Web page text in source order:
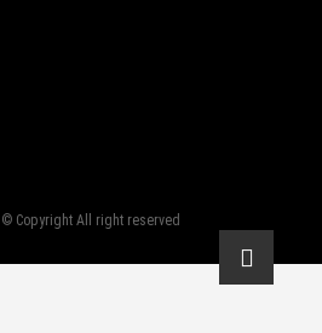
| © Copyright All right reserved